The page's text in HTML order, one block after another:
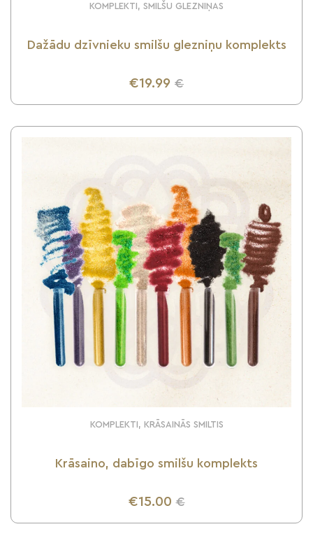
KOMPLEKTI, SMILŠU GLEZNIŅAS
Dažādu dzīvnieku smilšu glezniņu komplekts
€19.99 €
UZZINI VAIRĀK
KOMPLEKTI, KRĀSAINĀS SMILTIS
Krāsaino, dabīgo smilšu komplekts
€15.00 €
UZZINI VAIRĀK